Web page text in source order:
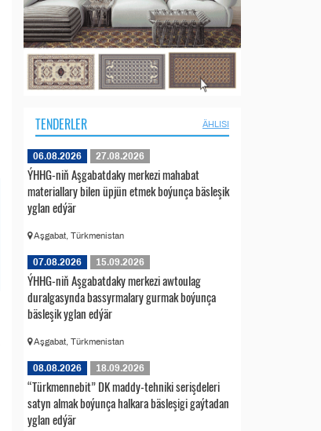
TENDERLER ÄHLISI
06.08.2026 27.08.2026
ÝHHG-niň Aşgabatdaky merkezi mahabat
materiallary bilen üpjün etmek boýunça bäsleşik
yglan edýär
Aşgabat, Türkmenistan
07.08.2026 15.09.2026
ÝHHG-niň Aşgabatdaky merkezi awtoulag
duralgasynda bassyrmalary gurmak boýunça
bäsleşik yglan edýär
Aşgabat, Türkmenistan
08.08.2026 18.09.2026
“Türkmennebit” DK maddy-tehniki serişdeleri
satyn almak boýunça halkara bäsleşigi gaýtadan
yglan edýär